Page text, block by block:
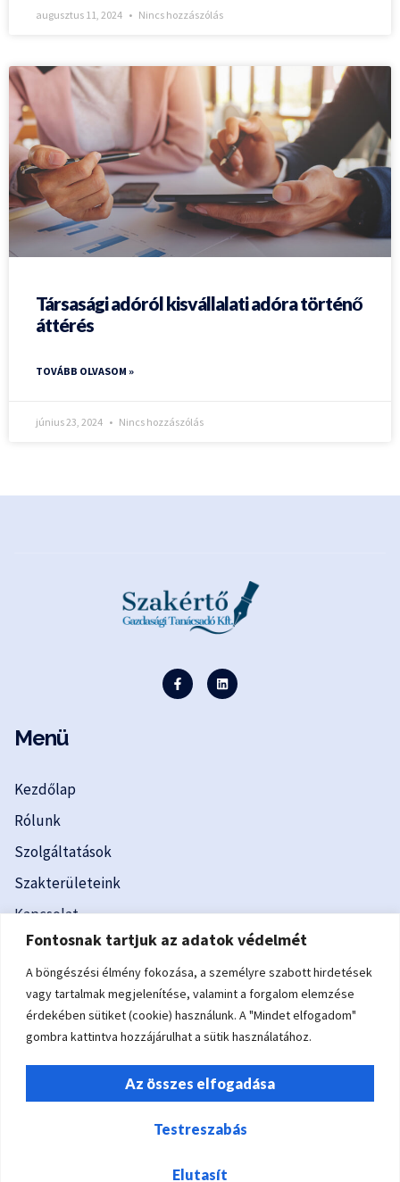
Fontosnak tartjuk az adatok védelmét
A böngészési élmény fokozása, a személyre szabott hirdetések
vagy tartalmak megjelenítése, valamint a forgalom elemzése
érdekében sütiket (cookie) használunk. A "Mindet elfogadom"
gombra kattintva hozzájárulhat a sütik használatához.
Testreszabás
Elutasít
Az összes elfogadása
augusztus 11, 2024 Nincs hozzászólás
Társasági adóról kisvállalati adóra történő
áttérés
TOVÁBB OLVASOM »
június 23, 2024 Nincs hozzászólás
Menü
Kezdőlap
Rólunk
Szolgáltatások
Szakterületeink
Kapcsolat
Blog
Elérhetőség
1075 Budapest, Károly krt. 3/A. II/3.
info@szakerto-kft.hu